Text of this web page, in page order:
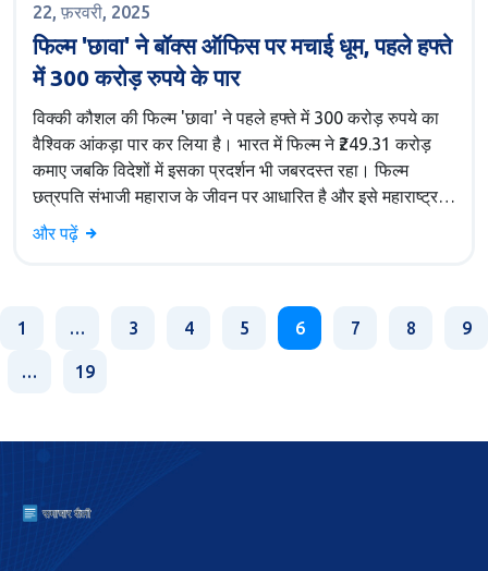
22, फ़रवरी, 2025
फिल्म 'छावा' ने बॉक्स ऑफिस पर मचाई धूम, पहले हफ्ते
में 300 करोड़ रुपये के पार
विक्की कौशल की फिल्म 'छावा' ने पहले हफ्ते में 300 करोड़ रुपये का
वैश्विक आंकड़ा पार कर लिया है। भारत में फिल्म ने ₹249.31 करोड़
कमाए जबकि विदेशों में इसका प्रदर्शन भी जबरदस्त रहा। फिल्म
छत्रपति संभाजी महाराज के जीवन पर आधारित है और इसे महाराष्ट्र में
खासा पसंद किया जा रहा है।
और पढ़ें
1 … 3 4 5 6 7 8 9
… 19